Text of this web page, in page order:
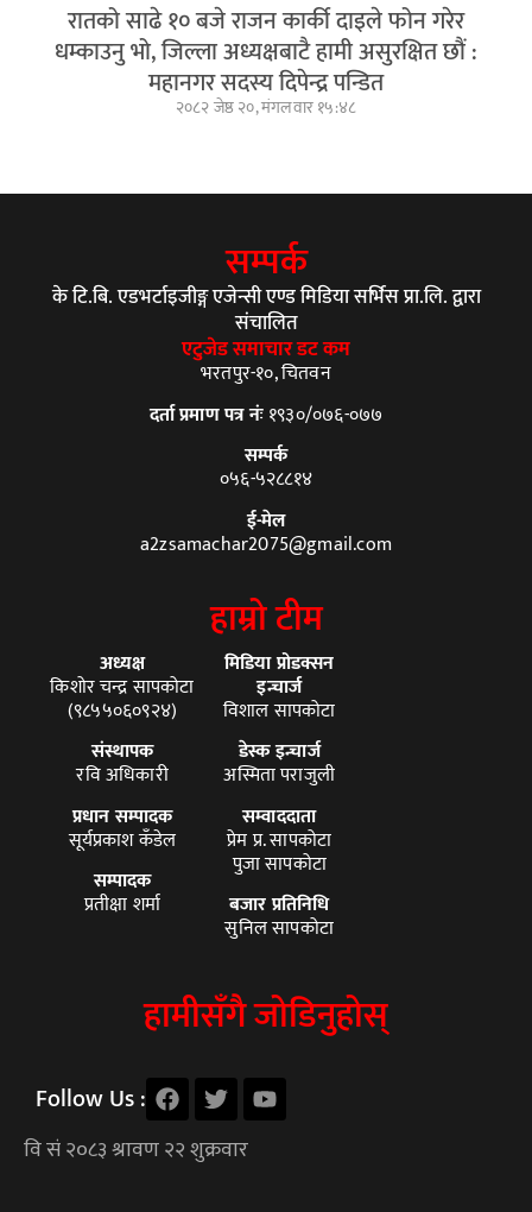
रातको साढे १० बजे राजन कार्की दाइले फोन गरेर
धम्काउनु भो, जिल्ला अध्यक्षबाटै हामी असुरक्षित छौं :
महानगर सदस्य दिपेन्द्र पन्डित
२०८२ जेष्ठ २०, मंगलवार १५:४८
सम्पर्क
के टि.बि. एडभर्टाइजीङ्ग एजेन्सी एण्ड मिडिया सर्भिस प्रा.लि. द्वारा
संचालित
एटुजेड समाचार डट कम
भरतपुर-१०, चितवन
दर्ता प्रमाण पत्र नंः१९३०/०७६-०७७
सम्पर्क
०५६-५२८८१४
ई-मेल
a2zsamachar2075@gmail.com
हाम्रो टीम
अध्यक्ष
किशोर चन्द्र सापकोटा
(९८५५०६०९२४)
संस्थापक
रवि अधिकारी
प्रधान सम्पादक
सूर्यप्रकाश कँडेल
सम्पादक
प्रतीक्षा शर्मा
मिडिया प्रोडक्सन
इन्चार्ज
विशाल सापकोटा
डेस्क इन्चार्ज
अस्मिता पराजुली
सम्वाददाता
प्रेम प्र. सापकोटा
पुजा सापकोटा
बजार प्रतिनिधि
सुनिल सापकोटा
हामीसँगै जोडिनुहोस्
Follow Us :